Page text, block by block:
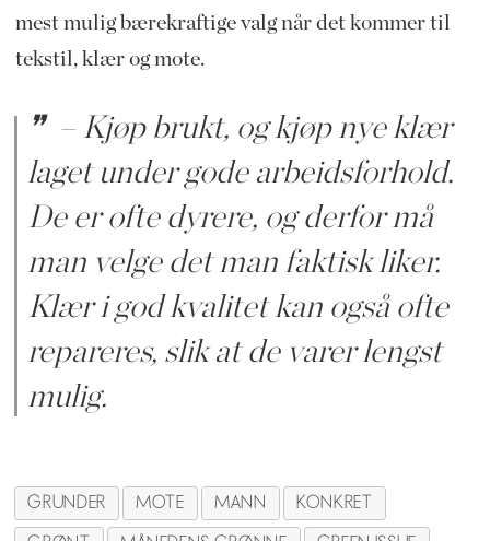
mest mulig bærekraftige valg når det kommer til
tekstil, klær og mote.
– Kjøp brukt, og kjøp nye klær
laget under gode arbeidsforhold.
De er ofte dyrere, og derfor må
man velge det man faktisk liker.
Klær i god kvalitet kan også ofte
repareres, slik at de varer lengst
mulig.
GRUNDER MOTE MANN
KONKRET